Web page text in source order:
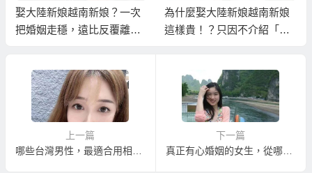
娶大陸新娘越南新娘？一次
把婚姻走穩，遠比反覆離婚
為什麼娶大陸新娘越南新娘
這樣貴！？只因不介紹「只
上一篇
下一篇
真正有心婚姻的女生，從哪裡看得出來？